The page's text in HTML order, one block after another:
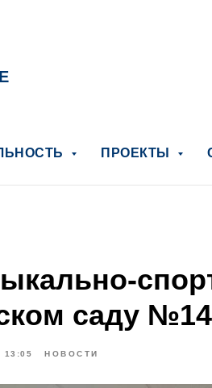
ПРОЕКТЫ
саду
13:05 НОВОСТИ